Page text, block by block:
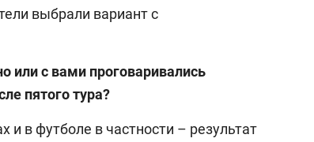
выбрали вариант с
или с вами проговаривались
пятого тура?
в футболе в частности – результат